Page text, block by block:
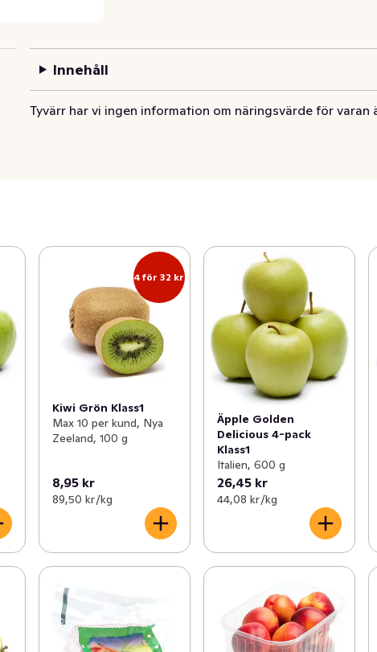
Innehåll
Tyvärr har vi ingen information om näringsvärde för varan
4 för 32 kr
Kiwi Grön Klass1
Max 10 per kund, Nya
Zeeland, 100 g
8,95 kr
89,50 kr /kg
Äpple Golden
Delicious 4-pack
Klass1
Italien, 600 g
26,45 kr
44,08 kr /kg